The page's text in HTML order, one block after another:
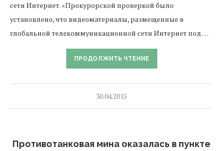
сети Интернет. «Прокурорской проверкой было
установлено, что видеоматериалы, размещенные в
глобальной телекоммуникационной сети Интернет под …
ПРОДОЛЖИТЬ ЧТЕНИЕ
30.04.2015
Противотанковая мина оказалась в пункте